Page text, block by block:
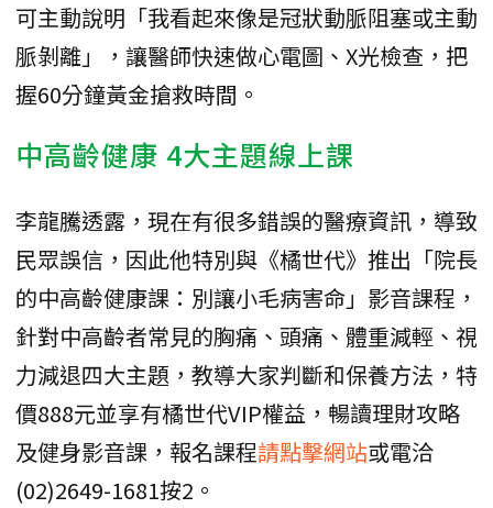
可主動說明「我看起來像是冠狀動脈阻塞或主動
脈剝離」，讓醫師快速做心電圖、X光檢查，把
握60分鐘黃金搶救時間。
中高齡健康 4大主題線上課
李龍騰透露，現在有很多錯誤的醫療資訊，導致
民眾誤信，因此他特別與《橘世代》推出「院長
的中高齡健康課：別讓小毛病害命」影音課程，
針對中高齡者常見的胸痛、頭痛、體重減輕、視
力減退四大主題，教導大家判斷和保養方法，特
價888元並享有橘世代VIP權益，暢讀理財攻略
及健身影音課，報名課程請點擊網站或電洽
(02)2649-1681按2。